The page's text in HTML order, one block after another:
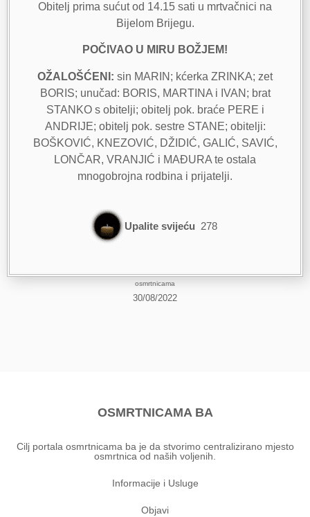
Obitelj prima sućut od 14.15 sati u mrtvačnici na
Bijelom Brijegu.
POČIVAO U MIRU BOŽJEM!
OŽALOŠĆENI: sin MARIN; kćerka ZRINKA; zet
BORIS; unučad: BORIS, MARTINA i IVAN; brat
STANKO s obitelji; obitelj pok. braće PERE i
ANDRIJE; obitelj pok. sestre STANE; obitelji:
BOŠKOVIĆ, KNEZOVIĆ, DŽIDIĆ, GALIĆ, SAVIĆ,
LONČAR, VRANJIĆ i MAĐURA te ostala
mnogobrojna rodbina i prijatelji.
Upalite svijeću 278
osmrtnicama
30/08/2022
OSMRTNICAMA BA
Cilj portala osmrtnicama ba je da stvorimo centralizirano mjesto
osmrtnica od naših voljenih.
Informacije i Usluge
Objavi